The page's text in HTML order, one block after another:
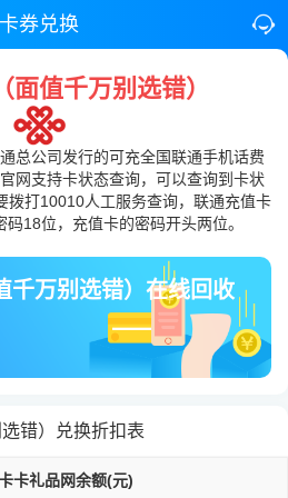
卡券兑换
面值千万别选错）
总公司发行的可充全国联通手机话费
网支持卡状态查询，可以查询到卡状
拨打10010人工服务查询，联通充值卡
18位，充值卡的密码开头两位。
千万别选错）在线回收
错）兑换折扣表
卡礼品网余额(元)